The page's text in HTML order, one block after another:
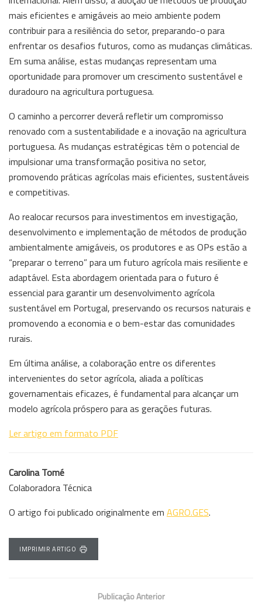
mais eficientes e amigáveis ao meio ambiente podem
contribuir para a resiliência do setor, preparando-o para
enfrentar os desafios futuros, como as mudanças climáticas.
Em suma análise, estas mudanças representam uma
oportunidade para promover um crescimento sustentável e
duradouro na agricultura portuguesa.
O caminho a percorrer deverá refletir um compromisso
renovado com a sustentabilidade e a inovação na agricultura
portuguesa. As mudanças estratégicas têm o potencial de
impulsionar uma transformação positiva no setor,
promovendo práticas agrícolas mais eficientes, sustentáveis
e competitivas.
Ao realocar recursos para investimentos em investigação,
desenvolvimento e implementação de métodos de produção
ambientalmente amigáveis, os produtores e as OPs estão a
“preparar o terreno” para um futuro agrícola mais resiliente e
adaptável. Esta abordagem orientada para o futuro é
essencial para garantir um desenvolvimento agrícola
sustentável em Portugal, preservando os recursos naturais e
promovendo a economia e o bem-estar das comunidades
rurais.
Em última análise, a colaboração entre os diferentes
intervenientes do setor agrícola, aliada a políticas
governamentais eficazes, é fundamental para alcançar um
modelo agrícola próspero para as gerações futuras.
Ler artigo em formato PDF
Carolina Tomé
Colaboradora Técnica
O artigo foi publicado originalmente em AGRO.GES.
IMPRIMIR ARTIGO
Publicação Anterior